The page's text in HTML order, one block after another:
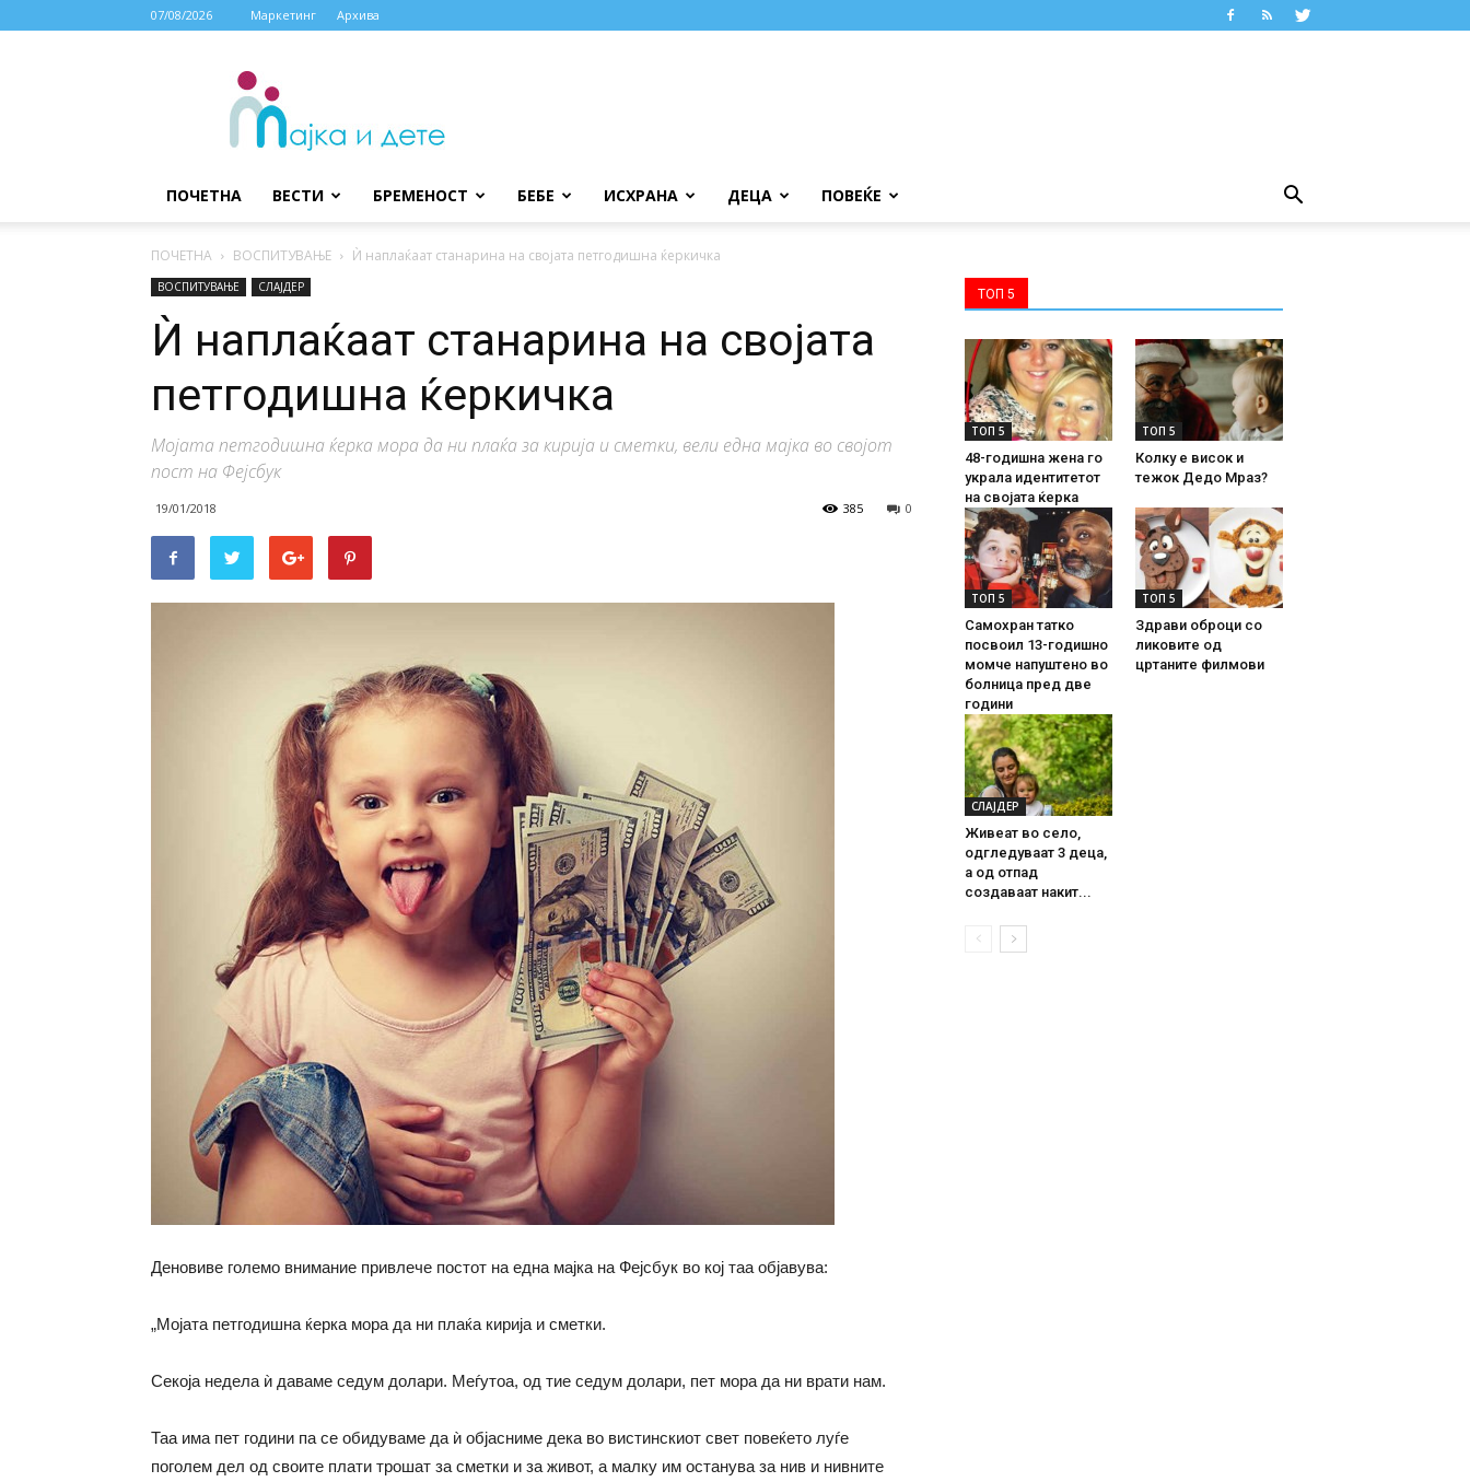
07/08/2026 Маркетинг Архива
МАЈКА
ДЕТЕ
ПОЧЕТНА ВЕСТИ БРЕМЕНОСТ БЕБЕ ИСХРАНА ДЕЦА ПОВЕЌЕ
ПОЧЕТНА ВОСПИТУВАЊЕ Ѝ наплаќаат станарина на својата петгодишна ќеркичка
ВОСПИТУВАЊЕ СЛАЈДЕР
Ѝ наплаќаат станарина на својата
петгодишна ќеркичка
Мојата петгодишна ќерка мора да ни плаќа за кирија и сметки, вели една мајка во својот
пост на Фејсбук
19/01/2018 0
385
Деновиве големо внимание привлече постот на една мајка на Фејсбук во кој таа објавува:
„Мојата петгодишна ќерка мора да ни плаќа кирија и сметки.
Секоја недела ѝ даваме седум долари. Меѓутоа, од тие седум долари, пет мора да ни врати нам.
Таа има пет години па се обидуваме да ѝ објасниме дека во вистинскиот свет повеќето луѓе
поголем дел од своите плати трошат за сметки и за живот, а малку им останува за нив и нивните
ТОП 5
ТОП 5
48-годишна жена го
украла идентитетот
на својата ќерка
ТОП 5
Колку е висок и
тежок Дедо Мраз?
ТОП 5
Самохран татко
посвоил 13-годишно
момче напуштено во
болница пред две
години
ТОП 5
Здрави оброци со
ликовите од
цртаните филмови
СЛАЈДЕР
Живеат во село,
одгледуваат 3 деца,
а од отпад
создаваат накит...